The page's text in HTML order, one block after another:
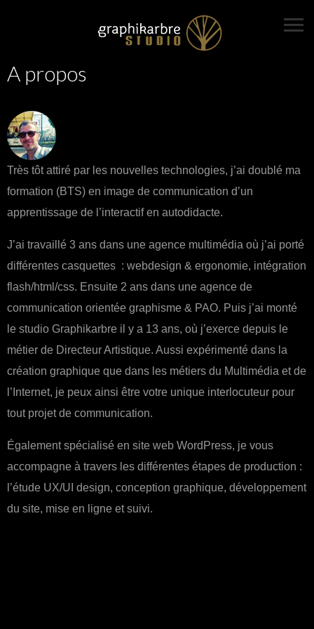
A propos
Très tôt attiré par les nouvelles technologies, j’ai doublé ma
formation (BTS) en image de communication d’un
apprentissage de l’interactif en autodidacte.
J’ai travaillé 3 ans dans une agence multimédia où j’ai porté
différentes casquettes : webdesign & ergonomie, intégration
flash/html/css. Ensuite 2 ans dans une agence de
communication orientée graphisme & PAO. Puis j’ai monté
le studio Graphikarbre il y a 13 ans, où j’exerce depuis le
métier de Directeur Artistique. Aussi expérimenté dans la
création graphique que dans les métiers du Multimédia et de
l’Internet, je peux ainsi être votre unique interlocuteur pour
tout projet de communication.
Également spécialisé en site web WordPress, je vous
accompagne à travers les différentes étapes de production :
l’étude UX/UI design, conception graphique, développement
du site, mise en ligne et suivi.